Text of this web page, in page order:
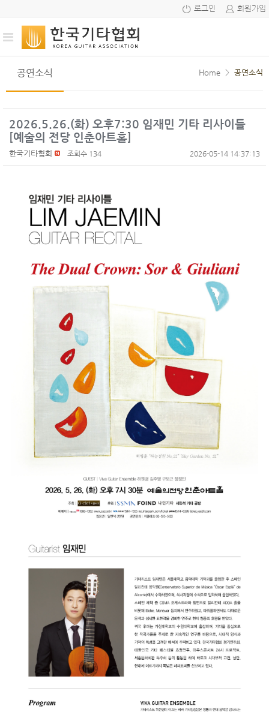
로그인 회원가입
공연소식 Home > 공연소식
2026.5.26.(화) 오후7:30 임재민 기타 리사이틀
[예술의 전당 인춘아트홀]
한국기타협회 조회수 134 2026-05-14 14:37:13